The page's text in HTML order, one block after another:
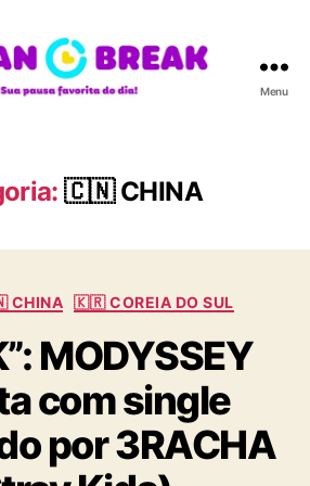
A
N
R
A
Menu
🇨🇳 CHINA
C
t
e
g
o
r
i
🇰🇷 COREIA DO SUL
MODYSSEY
com single
por 3RACHA